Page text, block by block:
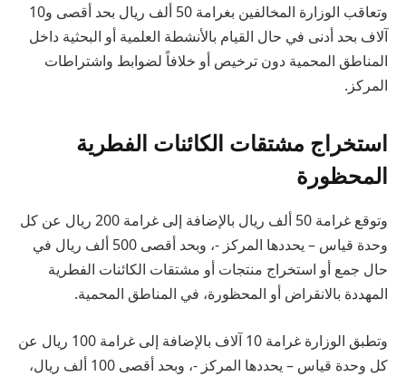
وتعاقب الوزارة المخالفين بغرامة 50 ألف ريال بحد أقصى و10
آلاف بحد أدنى في حال القيام بالأنشطة العلمية أو البحثية داخل
المناطق المحمية دون ترخيص أو خلافاً لضوابط واشتراطات
المركز.
استخراج مشتقات الكائنات الفطرية
المحظورة
وتوقع غرامة 50 ألف ريال بالإضافة إلى غرامة 200 ريال عن كل
وحدة قياس – يحددها المركز -، وبحد أقصى 500 ألف ريال في
حال جمع أو استخراج منتجات أو مشتقات الكائنات الفطرية
المهددة بالانقراض أو المحظورة، في المناطق المحمية.
وتطبق الوزارة غرامة 10 آلاف بالإضافة إلى غرامة 100 ريال عن
كل وحدة قياس – يحددها المركز -، وبحد أقصى 100 ألف ريال،